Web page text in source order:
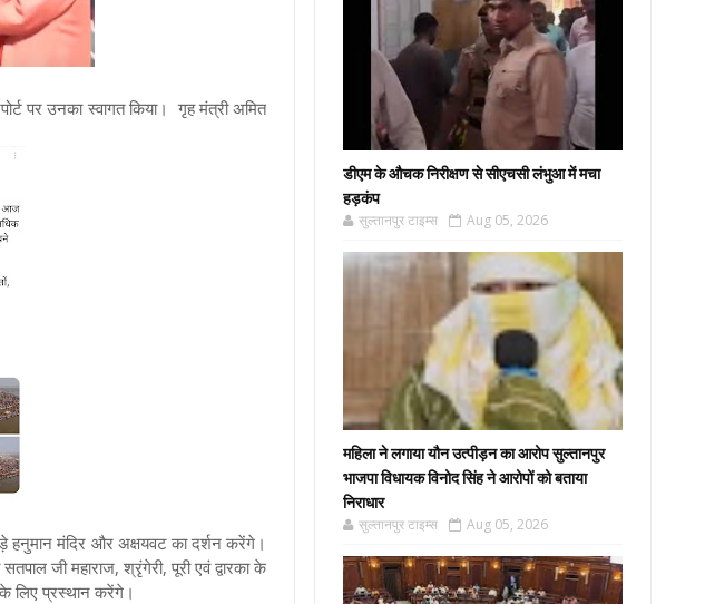
पर उनका स्वागत किया। गृह मंत्री अमित
हनुमान मंदिर और अक्षयवट का दर्शन करेंगे।
जी महाराज, श्रृंगेरी, पूरी एवं द्वारका के
लिए प्रस्थान करेंगे।
डीएम के औचक निरीक्षण से सीएचसी लंभुआ में मचा
हड़कंप
सुल्तानपुर टाइम्स Aug 05, 2026
महिला ने लगाया यौन उत्पीड़न का आरोप सुल्तानपुर
भाजपा विधायक विनोद सिंह ने आरोपों को बताया
निराधार
सुल्तानपुर टाइम्स Aug 05, 2026